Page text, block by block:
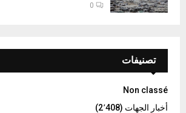
0
تصنيفات
Non classé
أخبار الجهات (2٬408)